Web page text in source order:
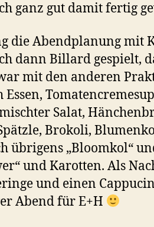
ganz gut damit fertig
die Abendplanung mit
dann Billard gespielt,
mit den anderen
Essen,
Salat,
Brokoli,
übrigens „Bloomkol“
und Karotten. Als
und einen
Abend für E+H